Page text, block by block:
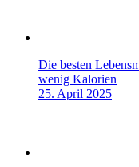
Die besten
wenig Kalorien
25. April 2025